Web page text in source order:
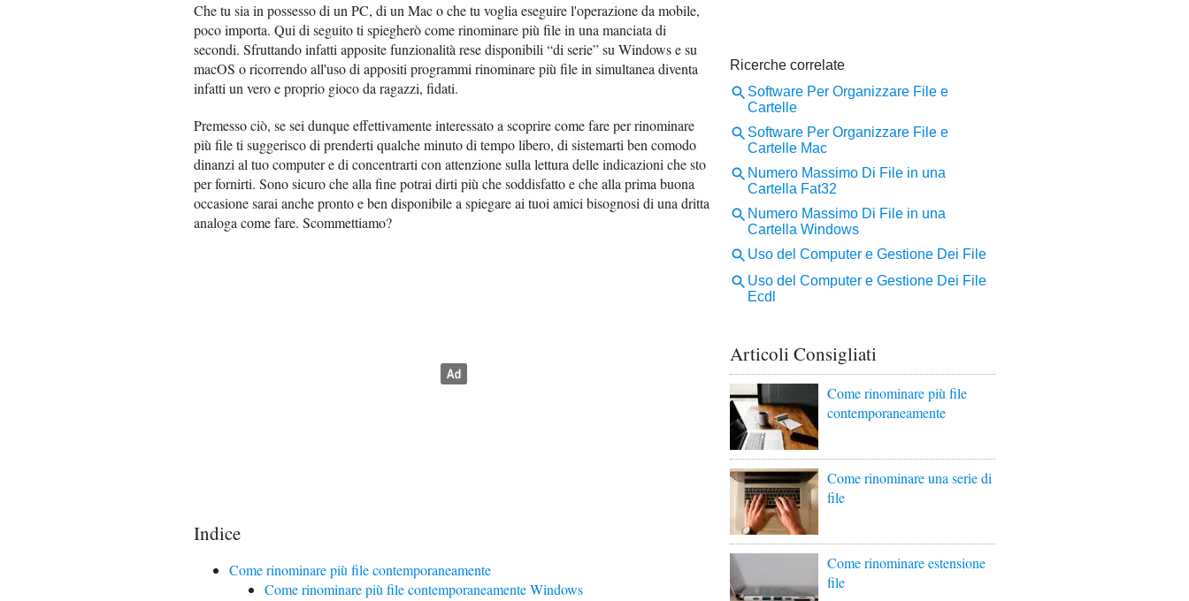
Che tu sia in possesso di un PC, di un Mac o che tu voglia eseguire l'operazione da mobile,
poco importa. Qui di seguito ti spiegherò come rinominare più file in una manciata di
secondi. Sfruttando infatti apposite funzionalità rese disponibili “di serie” su Windows e su
macOS o ricorrendo all'uso di appositi programmi rinominare più file in simultanea diventa
infatti un vero e proprio gioco da ragazzi, fidati.
Premesso ciò, se sei dunque effettivamente interessato a scoprire come fare per rinominare
più file ti suggerisco di prenderti qualche minuto di tempo libero, di sistemarti ben comodo
dinanzi al tuo computer e di concentrarti con attenzione sulla lettura delle indicazioni che sto
per fornirti. Sono sicuro che alla fine potrai dirti più che soddisfatto e che alla prima buona
occasione sarai anche pronto e ben disponibile a spiegare ai tuoi amici bisognosi di una dritta
analoga come fare. Scommettiamo?
Indice
Come rinominare più file contemporaneamente
Come rinominare più file contemporaneamente Windows
Articoli Consigliati
Come rinominare più file
contemporaneamente
Come rinominare una serie di
file
Come rinominare estensione
file